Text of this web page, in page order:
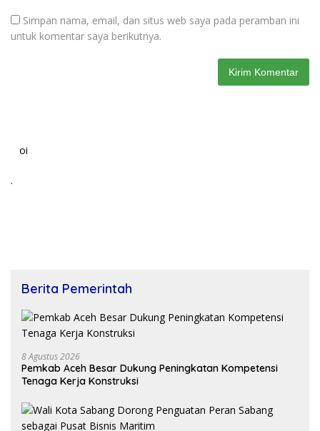
Simpan nama, email, dan situs web saya pada peramban ini
untuk komentar saya berikutnya.
oi
.
Berita Pemerintah
8 Agustus 2026
Pemkab Aceh Besar Dukung Peningkatan Kompetensi
Tenaga Kerja Konstruksi